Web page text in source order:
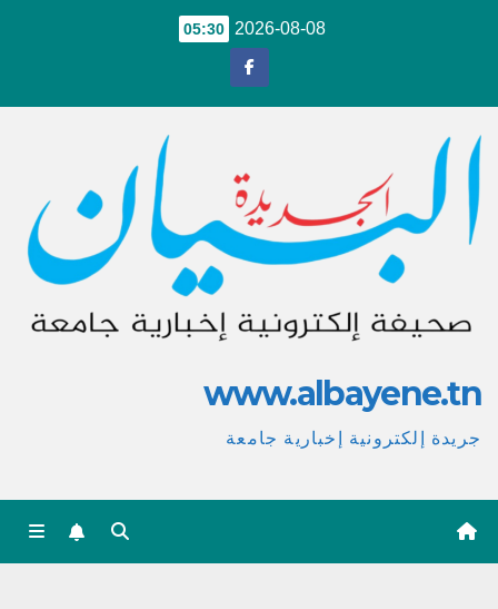
2026-08-08
05:30
www.albayene.tn
جريدة إلكترونية إخبارية جامعة